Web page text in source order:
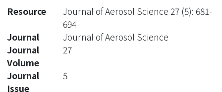
Resource
Journal of Aerosol Science 27 (5): 681-
694
Journal
Journal of Aerosol Science
Journal
Volume
27
Journal
Issue
5